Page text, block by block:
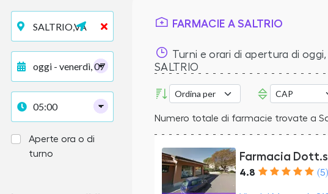
FARMACIE A SALTRIO
Turni e orari di apertura di oggi,
SALTRIO
Numero totale di farmacie trovate a
Farmacia
4.8 (5)
Aperte ora o di
turno